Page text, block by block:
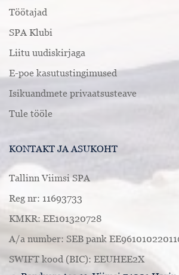
Töötajad
SPA Klubi
Liitu uudiskirjaga
E-poe kasutustingimused
Isikuandmete privaatsusteave
Tule tööle
KONTAKT JA ASUKOHT
Tallinn Viimsi SPA
Reg nr: 11693733
KMKR: EE101320728
A/a number: SEB pank
SWIFT kood (BIC): EEUHEE2X